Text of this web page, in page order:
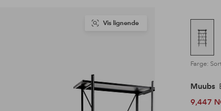
Vis lignende
Farge:
Muubs
9,447